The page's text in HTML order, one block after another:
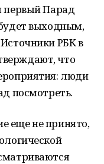
первый Парад
выходным,
РБК в
что
люди
посмотреть.
еще не принято,